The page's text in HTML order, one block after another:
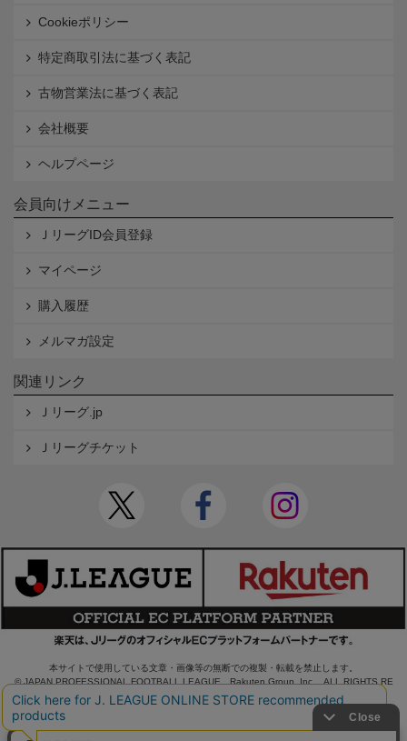
Cookieポリシー
特定商取引法に基づく表記
古物営業法に基づく表記
会社概要
ヘルプページ
会員向けメニュー
ＪリーグID会員登録
マイページ
購入履歴
メルマガ設定
関連リンク
Ｊリーグ.jp
Ｊリーグチケット
本サイトで使用している文章・画像等の無断での複製・転載を禁止します。
© JAPAN PROFESSIONAL FOOTBALL LEAGUE Rakuten Group, Inc. ALL RIGHTS RE
SERVED.